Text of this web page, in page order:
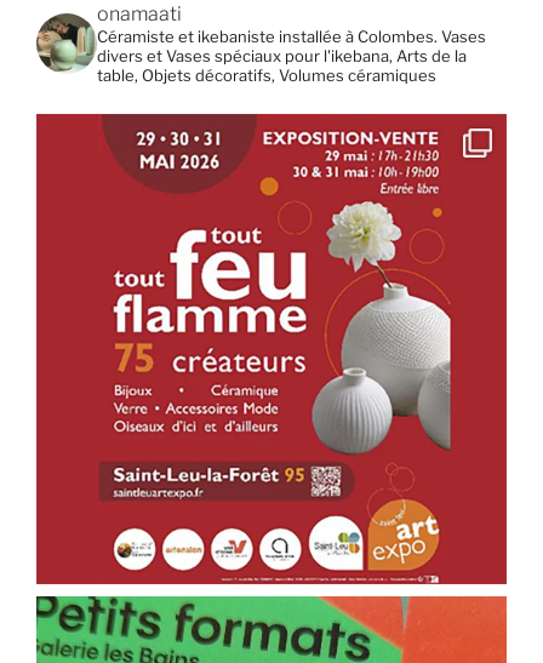
onamaati
Céramiste et ikebaniste installée à Colombes. Vases
divers et Vases spéciaux pour l'ikebana, Arts de la
table, Objets décoratifs, Volumes céramiques